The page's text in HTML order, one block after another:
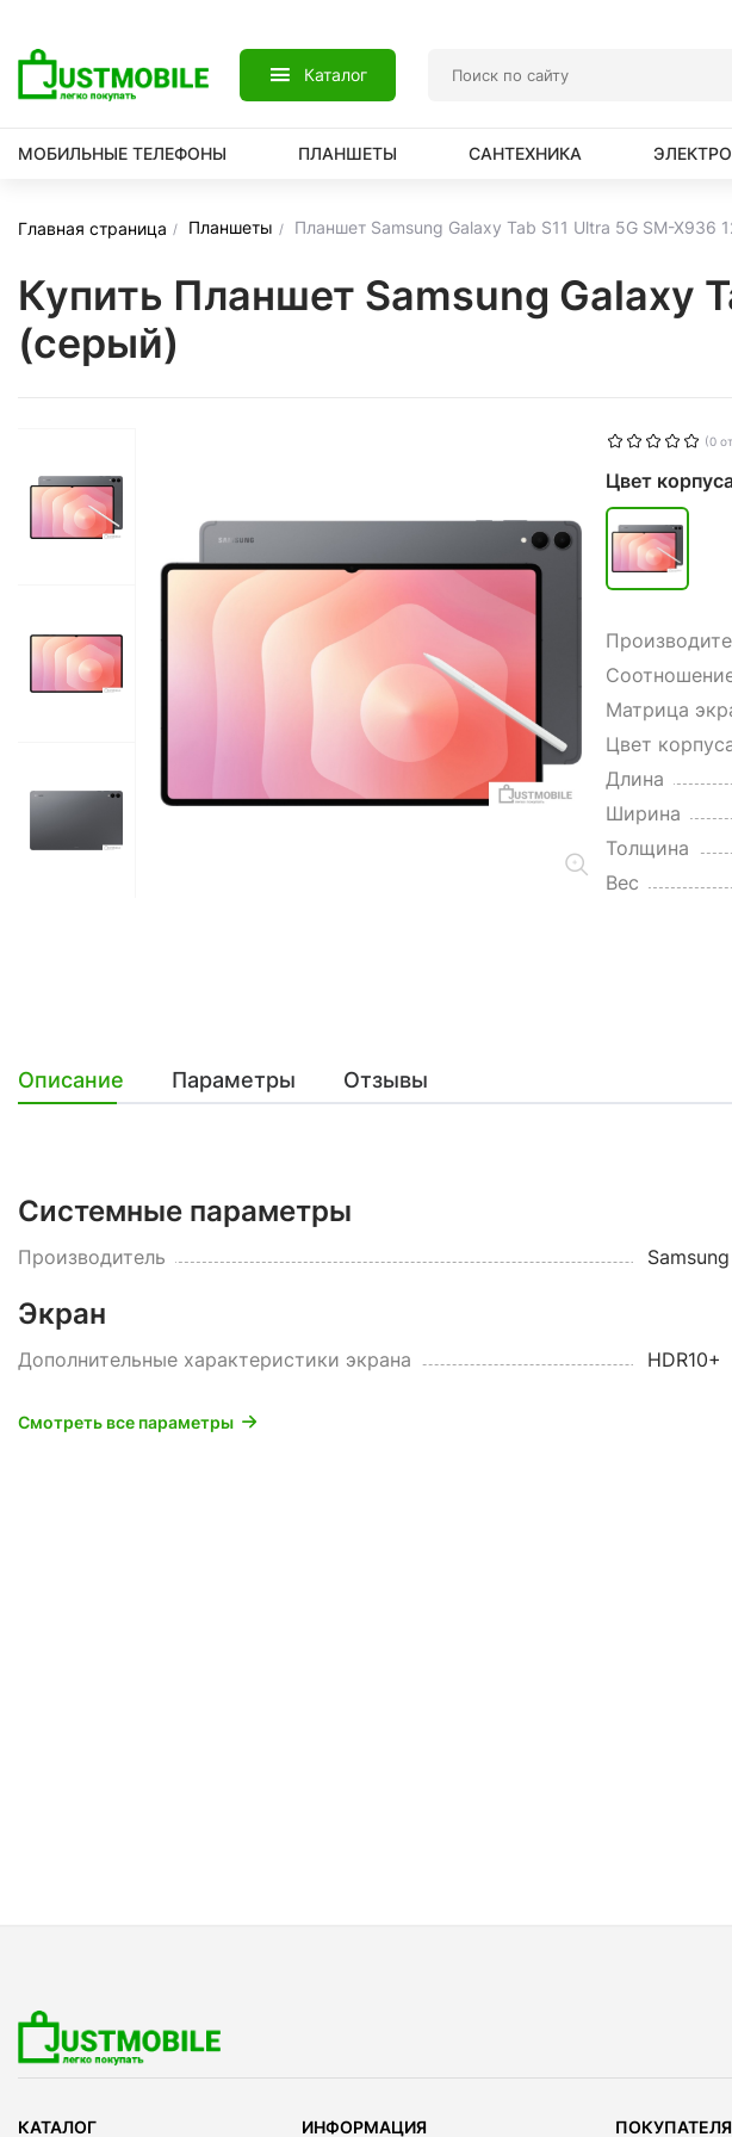
Каталог
МОБИЛЬНЫЕ ТЕЛЕФОНЫ ПЛАНШЕТЫ САНТЕХНИКА
Главная страница Планшеты Планшет Samsung Galaxy Tab S11 Ultra 5G SM-X936
Купить Планшет Samsung Galaxy
(серый)
(0
Цвет
Матрица
Цвет
Длина
Ширина
Толщина
Вес
Описание Параметры Отзывы
Системные параметры
Производитель Samsung
Экран
Дополнительные характеристики экрана HDR10+
Смотреть все параметры
КАТАЛОГ ИНФОРМАЦИЯ